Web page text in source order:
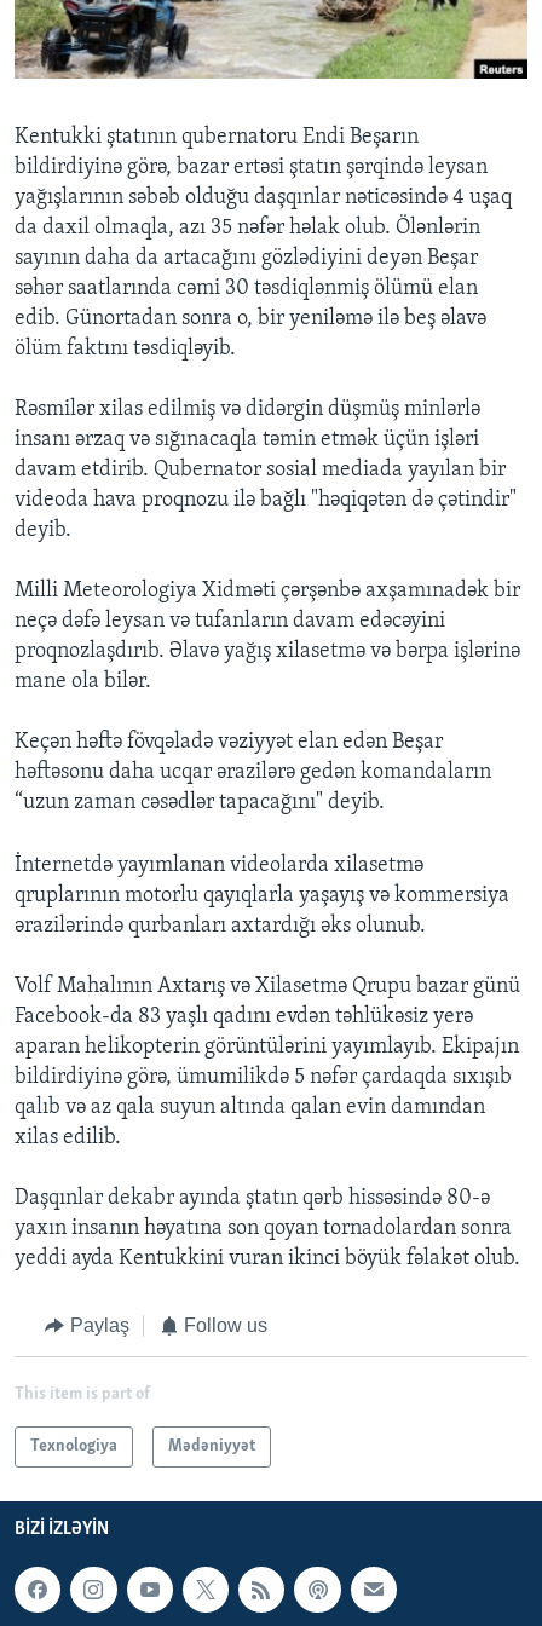
BIZI IZLƏYIN
Dillər
Kentukki ştatının qubernatoru Endi Beşarın
bildirdiyinə görə, bazar ertəsi ştatın şərqində leysan
yağışlarının səbəb olduğu daşqınlar nəticəsində 4 uşaq
da daxil olmaqla, azı 35 nəfər həlak olub. Ölənlərin
sayının daha da artacağını gözlədiyini deyən Beşar
səhər saatlarında cəmi 30 təsdiqlənmiş ölümü elan
edib. Günortadan sonra o, bir yeniləmə ilə beş əlavə
ölüm faktını təsdiqləyib.
Rəsmilər xilas edilmiş və didərgin düşmüş minlərlə
insanı ərzaq və sığınacaqla təmin etmək üçün işləri
davam etdirib. Qubernator sosial mediada yayılan bir
videoda hava proqnozu ilə bağlı "həqiqətən də çətindir"
deyib.
Milli Meteorologiya Xidməti çərşənbə axşamınadək bir
neçə dəfə leysan və tufanların davam edəcəyini
proqnozlaşdırıb. Əlavə yağış xilasetmə və bərpa işlərinə
mane ola bilər.
Keçən həftə fövqəladə vəziyyət elan edən Beşar
həftəsonu daha ucqar ərazilərə gedən komandaların
“uzun zaman cəsədlər tapacağını" deyib.
İnternetdə yayımlanan videolarda xilasetmə
qruplarının motorlu qayıqlarla yaşayış və kommersiya
ərazilərində qurbanları axtardığı əks olunub.
Volf Mahalının Axtarış və Xilasetmə Qrupu bazar günü
Facebook-da 83 yaşlı qadını evdən təhlükəsiz yerə
aparan helikopterin görüntülərini yayımlayıb. Ekipajın
bildirdiyinə görə, ümumilikdə 5 nəfər çardaqda sıxışıb
qalıb və az qala suyun altında qalan evin damından
xilas edilib.
Daşqınlar dekabr ayında ştatın qərb hissəsində 80-ə
yaxın insanın həyatına son qoyan tornadolardan sonra
yeddi ayda Kentukkini vuran ikinci böyük fəlakət olub.
Paylaş Follow us
This item is part of
Texnologiya Mədəniyyət
BIZI IZLƏYIN